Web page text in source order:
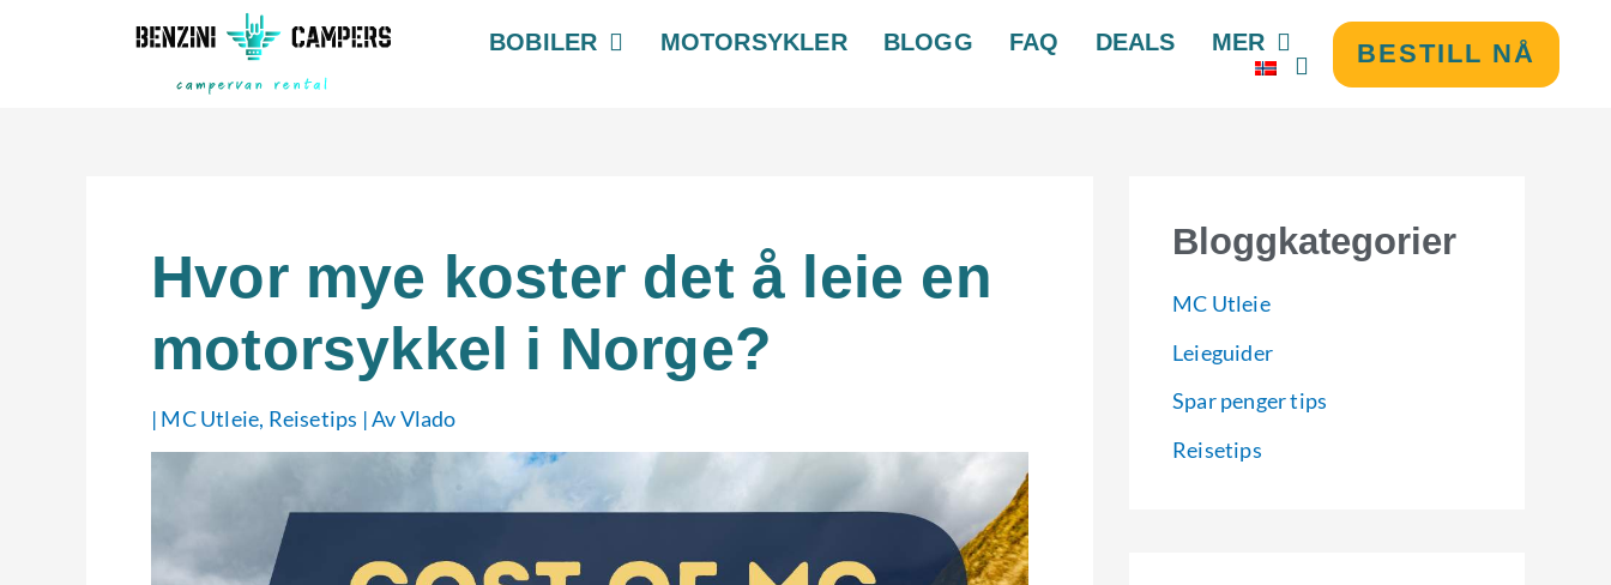
BOBILER MOTORSYKLER BLOGG FAQ DEALS MER BESTILL NÅ
Hvor mye koster det å leie en
motorsykkel i Norge?
| MC Utleie, Reisetips | AvVlado
Bloggkategorier
MC Utleie
Leieguider
Spar penger tips
Reisetips